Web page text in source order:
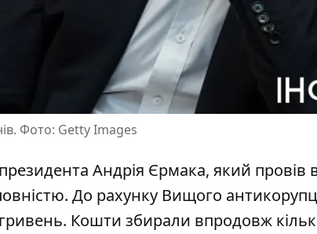
Фото: Getty Images
Андрія Єрмака, який провів
До рахунку Вищого
гривень. Кошти збирали впродовж